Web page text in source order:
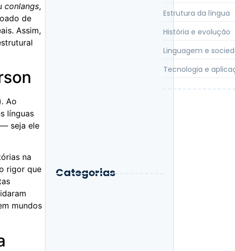
conlangs,
de
Assim,
Ao
línguas
seja ele
na
rigor que
mundos
Categorias
Estrutura da língua
História e evolução
Linguagem e
Tecnologia e